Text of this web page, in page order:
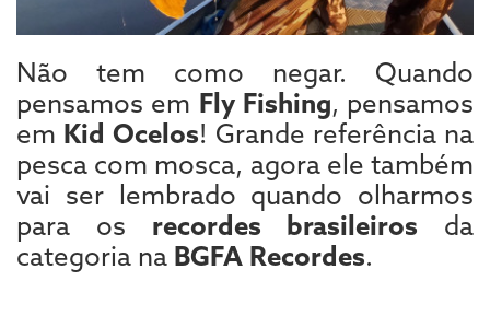
Não tem como negar. Quando
pensamos em Fly Fishing, pensamos
em Kid Ocelos! Grande referência na
pesca com mosca, agora ele também
vai ser lembrado quando olharmos
para os recordes brasileiros da
categoria na BGFA Recordes.